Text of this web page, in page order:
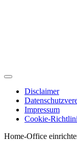
Disclaimer
Impressum
Cookie-
Home-Office